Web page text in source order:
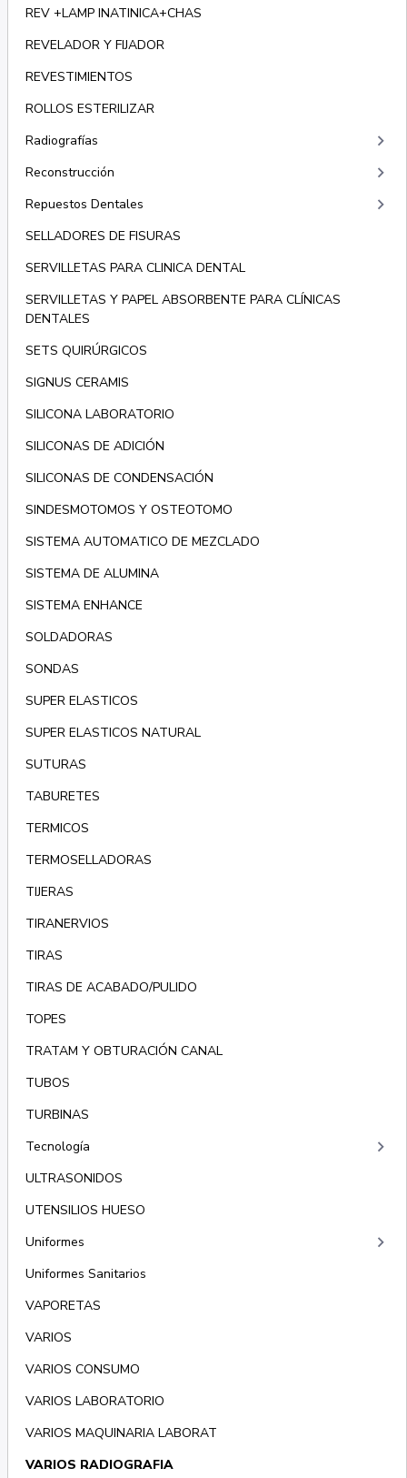
REV +LAMP INATINICA+CHAS
REVELADOR Y FIJADOR
REVESTIMIENTOS
ROLLOS ESTERILIZAR
Radiografías
keyboard_arrow_right
Reconstrucción keyboard_arrow_right
Repuestos Dentales keyboard_arrow_right
SELLADORES DE FISURAS
SERVILLETAS PARA CLINICA DENTAL
SERVILLETAS Y PAPEL ABSORBENTE PARA CLÍNICAS
DENTALES
SETS QUIRÚRGICOS
SIGNUS CERAMIS
SILICONA LABORATORIO
SILICONAS DE ADICIÓN
SILICONAS DE CONDENSACIÓN
SINDESMOTOMOS Y OSTEOTOMO
SISTEMA AUTOMATICO DE MEZCLADO
SISTEMA DE ALUMINA
SISTEMA ENHANCE
SOLDADORAS
SONDAS
SUPER ELASTICOS
SUPER ELASTICOS NATURAL
SUTURAS
TABURETES
TERMICOS
TERMOSELLADORAS
TIJERAS
TIRANERVIOS
TIRAS
TIRAS DE ACABADO/PULIDO
TOPES
TRATAM Y OBTURACIÓN CANAL
TUBOS
TURBINAS
Tecnología
keyboard_arrow_right
ULTRASONIDOS
UTENSILIOS HUESO
Uniformes
keyboard_arrow_right
Uniformes Sanitarios
VAPORETAS
VARIOS
VARIOS CONSUMO
VARIOS LABORATORIO
VARIOS MAQUINARIA LABORAT
VARIOS RADIOGRAFIA